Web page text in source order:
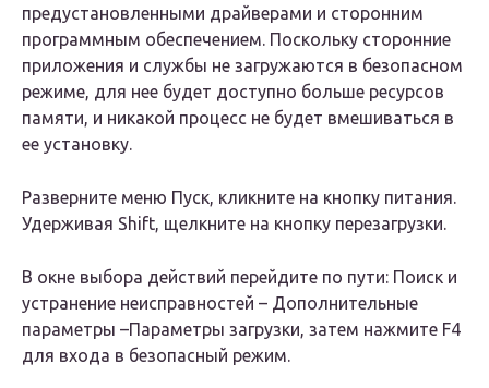
предустановленными драйверами и сторонним
программным обеспечением. Поскольку сторонние
приложения и службы не загружаются в безопасном
режиме, для нее будет доступно больше ресурсов
памяти, и никакой процесс не будет вмешиваться в
ее установку.
Разверните меню Пуск, кликните на кнопку питания.
Удерживая Shift, щелкните на кнопку перезагрузки.
В окне выбора действий перейдите по пути: Поиск и
устранение неисправностей – Дополнительные
параметры –Параметры загрузки, затем нажмите F4
для входа в безопасный режим.